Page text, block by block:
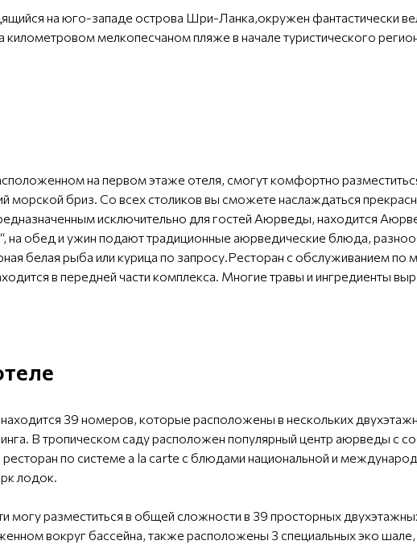
на юго-западе острова Шри-Ланка,окружен фантастически
километровом мелкопесчаном пляже в начале туристического
на первом этаже отеля, смогут комфортно
морской бриз. Со всех столиков вы сможете наслаждаться
исключительно для гостей Аюрведы, находится
на обед и ужин подают традиционные аюрведические блюда,
белая рыба или курица по запросу.Ресторан с обслуживанием
в передней части комплекса. Многие травы и ингредиенты
39 номеров, которые расположены в нескольких
В тропическом саду расположен популярный центр аюрведы с
ресторан по системе a la carte с блюдами национальной и
лодок.
могу разместиться в общей сложности в 39 просторных
вокруг бассейна, также расположены 3 специальных эко